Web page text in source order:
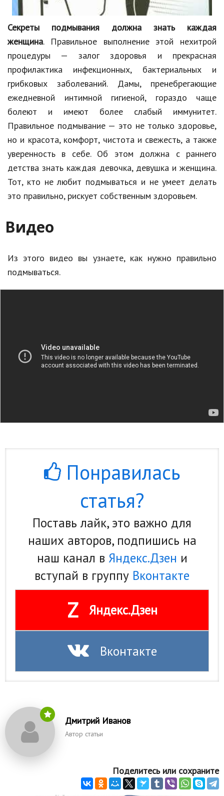
Секреты подмывания должна знать каждая
женщина. Правильное выполнение этой нехитрой
процедуры — залог здоровья и прекрасная
профилактика инфекционных, бактериальных и
грибковых заболеваний. Дамы, пренебрегающие
ежедневной интимной гигиеной, гораздо чаще
болеют и имеют более слабый иммунитет.
Правильное подмывание — это не только здоровье,
но и красота, комфорт, чистота и свежесть, а также
уверенность в себе. Об этом должна с раннего
детства знать каждая девочка, девушка и женщина.
Тот, кто не любит подмываться и не умеет делать
это правильно, рискует собственным здоровьем.
Видео
Из этого видео вы узнаете, как нужно правильно
подмываться.
Понравилась
статья?
Поставь лайк, это важно для
наших авторов, подпишись на
наш канал в Яндекс.Дзен и
вступай в группу Вконтакте
Z Яндекс.Дзен
Вконтакте
Дмитрий Иванов
Автор статьи
Поделитесь или сохраните